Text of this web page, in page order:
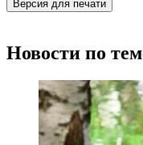
Версия для печати
Новости по